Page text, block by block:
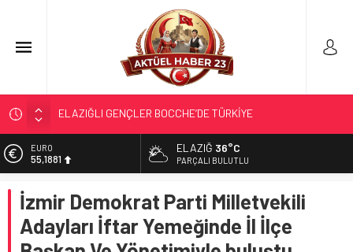
TÜRK OĞUZ BOYLARI
298 MİLYON DOLARLIK İHRACAT
ERDEM; ENTÜBE EDİLDİ…
ELAZIĞLI GENÇLER BOCCHE’DE TÜRKİYE
ŞAMPİYONASI’NDA İLİMİZİ GURURLA TEMSİL ETTİ
EURO
55,1881
6.660,55
BİST
13.779,39
ELAZIĞ 36°C
PARÇALI BULUTLU
İzmir Demokrat Parti Milletvekili
Adayları İftar Yemeğinde İl İlçe